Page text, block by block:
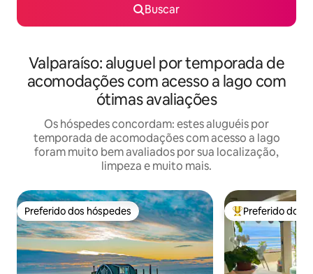
Buscar
Valparaíso: aluguel por temporada de
acomodações com acesso a lago com
ótimas avaliações
Os hóspedes concordam: estes aluguéis por
temporada de acomodações com acesso a lago
foram muito bem avaliados por sua localização,
limpeza e muito mais.
Preferido dos hóspedes
Preferido dos hóspedes Entre os
Preferido dos